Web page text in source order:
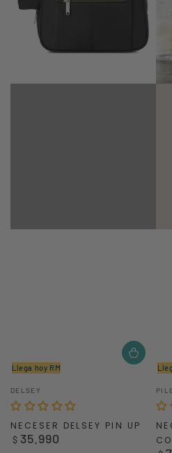
Llega hoy RM
Vendedor:
DELSEY
NECESER DELSEY PIN UP
Precio
$ 35.990